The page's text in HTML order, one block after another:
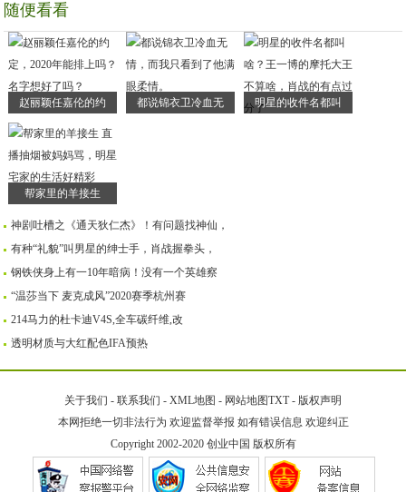
随便看看
赵丽颖任嘉伦的约 都说锦衣卫冷血无 明星的收件名都叫
帮家里的羊接生
神剧吐槽之《通天狄仁杰》！有问题找神仙，
有种“礼貌”叫男星的绅士手，肖战握拳头，
钢铁侠身上有一10年暗病！没有一个英雄察
“温莎当下 麦克成风”2020赛季杭州赛
214马力的杜卡迪V4S,全车碳纤维,改
透明材质与大红配色IFA预热
关于我们 - 联系我们 - XML地图 - 网站地图TXT- 版权声明
本网拒绝一切非法行为 欢迎监督举报 如有错误信息 欢迎纠正
Copyright 2002-2020 创业中国 版权所有